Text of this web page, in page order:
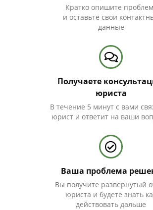
Кратко опишите
и оставьте свои
данные
Получаете
юриста
В течение 5 минут с вами
юрист и ответит на ваши
Ваша проблема
Вы получите развернутый
юриста и будете знать
действовать дальше